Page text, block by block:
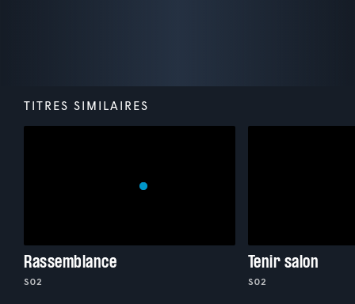
TITRES SIMILAIRES
Rassemblance
S02
Tenir salon
S02